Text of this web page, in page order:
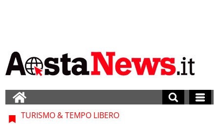
TURISMO & TEMPO LIBERO